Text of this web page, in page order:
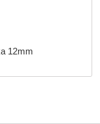
12mm